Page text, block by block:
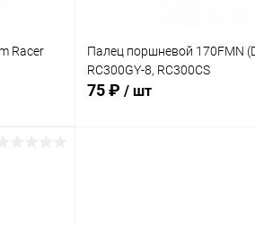
Racer
Палец поршневой 170FMN
RC300GY-8, RC300CS
75 ₽ / шт